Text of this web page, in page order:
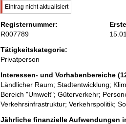
W
i
c
h
i
g
r
H
i
n
e
Eintrag nicht aktualisiert
Registernummer:
R007789
Tätigkeitskategorie:
Privatperson
Interessen- und Vorhabenbereiche
Ländlicher Raum; Stadtentwicklung;
Bereich "Umwelt"; Güterverkehr;
Verkehrsinfrastruktur; Verkehrspolitik;
Jährliche finanzielle Aufwendungen